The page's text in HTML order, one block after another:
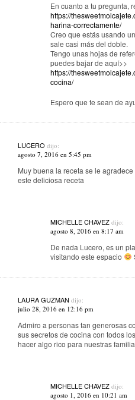
En cuanto a tu pregunta,
https://
harina-correctamente/
Creo que estás usando
sale casi más del doble.
Tengo unas hojas de
puedes bajar de aquí>>
https://
cocina/
Espero que te sean de
LUCERO dijo:
agosto 7, 2016 en 5:45 pm
Muy buena la receta se le
este deliciosa receta
MICHELLE CHAVEZ dijo:
agosto 8, 2016 en 8:17 am
De nada Lucero, es un
visitando este espacio
LAURA GUZMAN dijo:
julio 28, 2016 en 12:16 pm
Admiro a personas tan generosas
sus secretos de cocina con todos
hacer algo rico para nuestras
MICHELLE CHAVEZ dijo:
agosto 1, 2016 en 10:21 am